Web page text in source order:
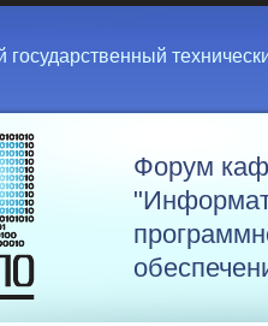
государственный
Форум